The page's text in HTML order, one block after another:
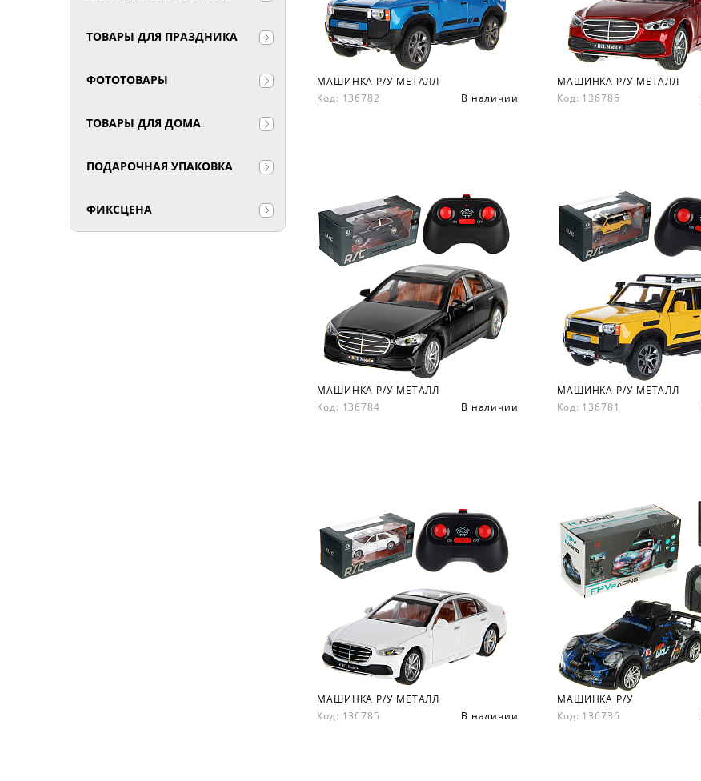
ТОВАРЫ ДЛЯ ПРАЗДНИКА
ФОТОТОВАРЫ
ТОВАРЫ ДЛЯ ДОМА
ПОДАРОЧНАЯ УПАКОВКА
ФИКСЦЕНА
МАШИНКА Р/У МЕТАЛЛ
Код: 136782
В наличии
МАШИНКА Р/У МЕТАЛЛ
Код: 136786
МАШИНКА Р/У МЕТАЛЛ
Код: 136784
В наличии
МАШИНКА Р/У МЕТАЛЛ
Код: 136781
МАШИНКА Р/У МЕТАЛЛ
Код: 136785
В наличии
МАШИНКА Р/У
Код: 136736